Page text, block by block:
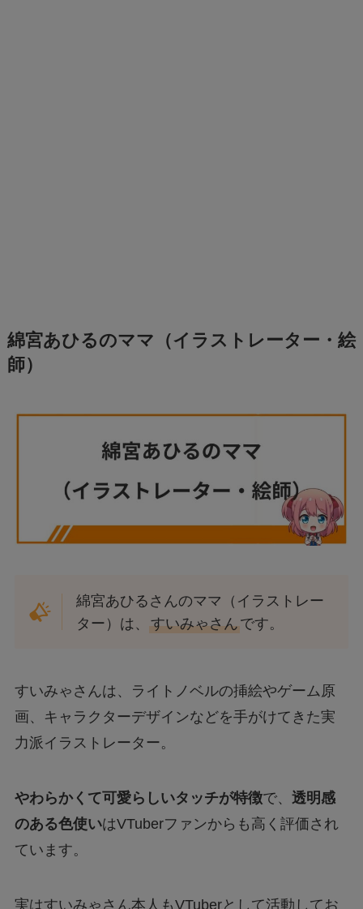
綿宮あひるのママ（イラストレーター・絵
師）
綿宮あひるさんのママ（イラストレー
ター）は、すいみゃさんです。
すいみゃさんは、ライトノベルの挿絵やゲーム原
画、キャラクターデザインなどを手がけてきた実
力派イラストレーター。
やわらかくて可愛らしいタッチが特徴で、 透明感
のある色使いはVTuberファンからも高く評価され
ています。
実はすいみゃさん本人もVTuberとして活動してお